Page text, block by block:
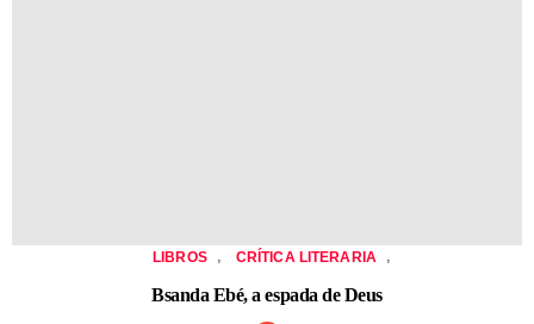
LIBROS , CRÍTICA LITERARIA ,
Bsanda Ebé, a espada de Deus